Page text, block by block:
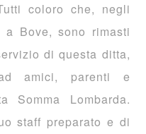
coloro che, negli
Bove, sono rimasti
di questa ditta,
amici, parenti e
Somma Lombarda.
staff preparato e di